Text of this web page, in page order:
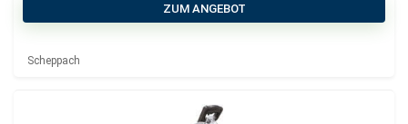
ZUM ANGEBOT
Scheppach